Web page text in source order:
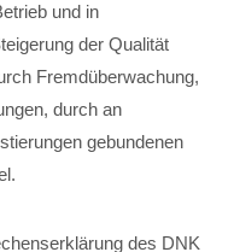
und in
der Qualität
Fremdüberwachung,
durch an
gebundenen
des DNK